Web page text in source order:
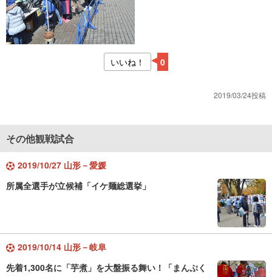
いいね！ 0
2019/03/24投稿
その他観戦試合
2019/10/27 山形－愛媛
所属全選手が立候補「イケ麺総選挙」
2019/10/14 山形－岐阜
先着1,300名に「芋煮」を大盤振る舞い！「まんぷく